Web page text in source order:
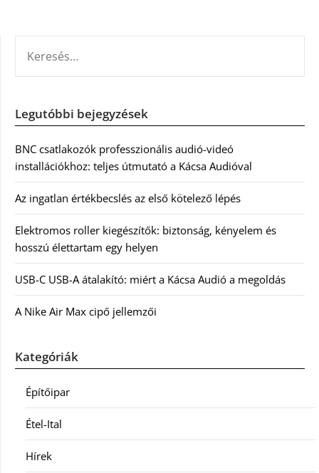
Legutóbbi bejegyzések
BNC csatlakozók professzionális audió-videó
installációkhoz: teljes útmutató a Kácsa Audióval
Az ingatlan értékbecslés az első kötelező lépés
Elektromos roller kiegészítők: biztonság, kényelem és
hosszú élettartam egy helyen
USB-C USB-A átalakító: miért a Kácsa Audió a megoldás
A Nike Air Max cipő jellemzői
Kategóriák
Építőipar
Étel-Ital
Hírek